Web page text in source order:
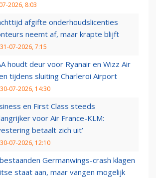
2026, 8:03
afgifte onderhoudslicenties
neemt af, maar krapte blijft
31-07-2026, 7:15
houdt deur voor Ryanair en Wizz Air
tijdens sluiting Charleroi Airport
30-07-2026, 14:30
en First Class steeds
voor Air France-KLM:
betaalt zich uit’
30-07-2026, 12:10
Germanwings-crash klagen
staat aan, maar vangen mogelijk